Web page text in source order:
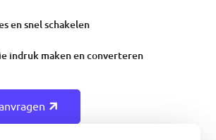
en snel schakelen
indruk maken en converteren